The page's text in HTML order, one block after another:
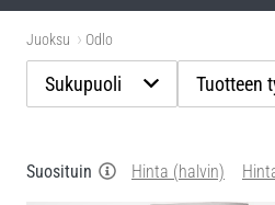
Juoksu Odlo
Sukupuoli Tuotteen
Suosituin Hinta (halvin)